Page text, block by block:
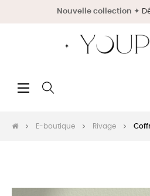
Nouvelle collection ✦
Basculer
☰
E-boutique Rivage